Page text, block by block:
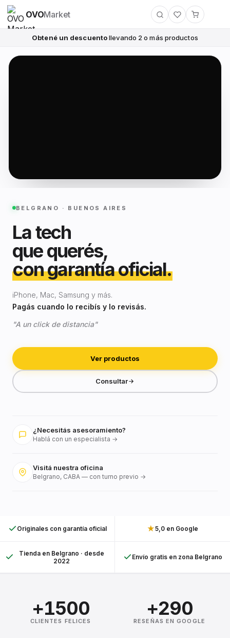
OVOMarket
Obtené un descuentollevando 2 o más productos
BELGRANO · BUENOS AIRES
La tech
que querés,
con garantía oficial.
iPhone, Mac, Samsung y más.
Pagás cuando lo recibís y lo revisás.
"A un click de distancia"
Ver productos
Consultar
¿Necesitás asesoramiento?
Hablá con un especialista →
Visitá nuestra oficina
Belgrano, CABA — con turno previo →
Originales con garantía oficial ★5,0 en Google
Tienda en Belgrano · desde
2022
Envío gratis en zona Belgrano
+1500
CLIENTES FELICES
+290
RESEÑAS EN GOOGLE